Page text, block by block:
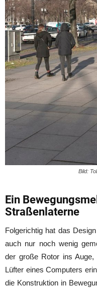
Bild:
Ein
Straßenlaterne
Folgerichtig hat das
auch nur noch wenig
der große Rotor ins
Lüfter eines Computers
die Konstruktion in